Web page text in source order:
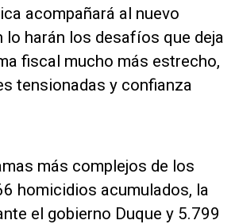
acompañará al nuevo
lo harán los desafíos que deja
fiscal mucho más estrecho,
tensionadas y confianza
más complejos de los
homicidios acumulados, la
el gobierno Duque y 5.799